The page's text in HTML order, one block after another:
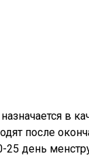
в
после
25 день